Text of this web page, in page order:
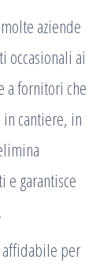
aziende
occasionali ai
a fornitori che
cantiere, in
e garantisce
affidabile per